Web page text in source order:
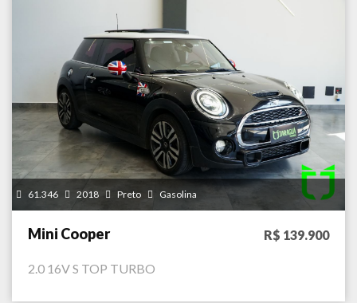
61.346 2018 Preto Gasolina
Mini Cooper R$ 139.900
2.0 16V S TOP TURBO